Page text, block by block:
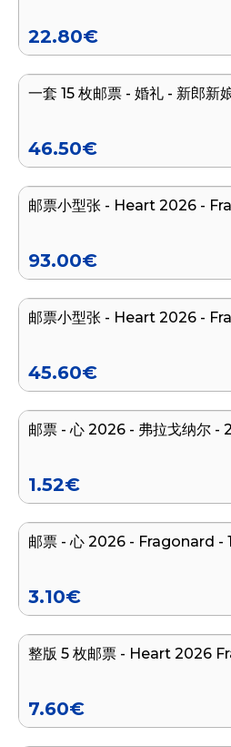
22.80€
一套 15 枚邮票 - 婚礼 - 新郎新
46.50€
邮票小型张 - Heart 2026 -
93.00€
邮票小型张 - Heart 2026 -
45.60€
邮票 - 心 2026 - 弗拉戈纳尔 -
1.52€
邮票 - 心 2026 - Fragonard -
3.10€
整版 5 枚邮票 - Heart 2026
7.60€